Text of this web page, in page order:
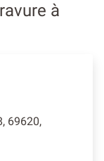
à
69620,